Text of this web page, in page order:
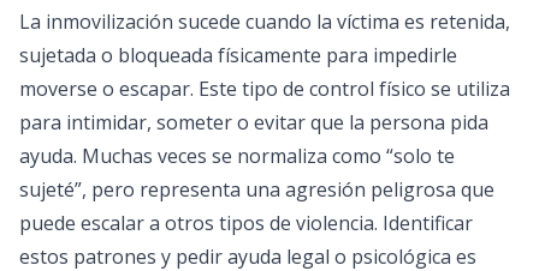
La inmovilización sucede cuando la víctima es retenida,
sujetada o bloqueada físicamente para impedirle
moverse o escapar. Este tipo de control físico se utiliza
para intimidar, someter o evitar que la persona pida
ayuda. Muchas veces se normaliza como “solo te
sujeté”, pero representa una agresión peligrosa que
puede escalar a otros tipos de violencia. Identificar
estos patrones y pedir ayuda legal o psicológica es